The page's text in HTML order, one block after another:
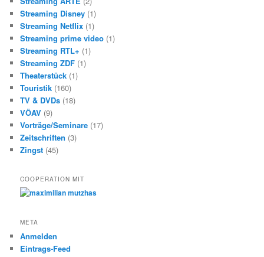
Streaming Disney (1)
Streaming Netflix (1)
Streaming prime video (1)
Streaming RTL+ (1)
Streaming ZDF (1)
Theaterstück (1)
Touristik (160)
TV & DVDs (18)
VÖAV (9)
Vorträge/Seminare (17)
Zeitschriften (3)
Zingst (45)
COOPERATION MIT
META
Anmelden
Eintrags-Feed